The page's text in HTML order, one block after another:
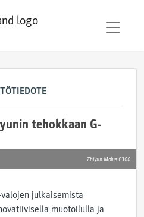
tehokkaan G-
Zhiyun Molus G300
julkaisemista
muotoilulla ja